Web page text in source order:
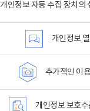
개인정보 자동 수집 장치의
개인정보
추가적인 이
개인정보 보호